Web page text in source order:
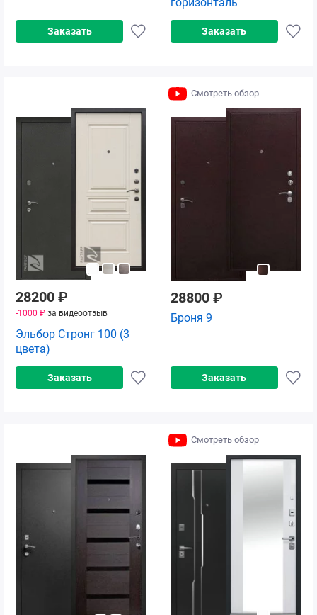
Заказать Заказать
28200 ₽
-1000 ₽ за видеоотзыв
Эльбор Стронг 100 (3
цвета)
Заказать
Смотреть обзор
28800 ₽
Броня 9
Заказать
Смотреть обзор